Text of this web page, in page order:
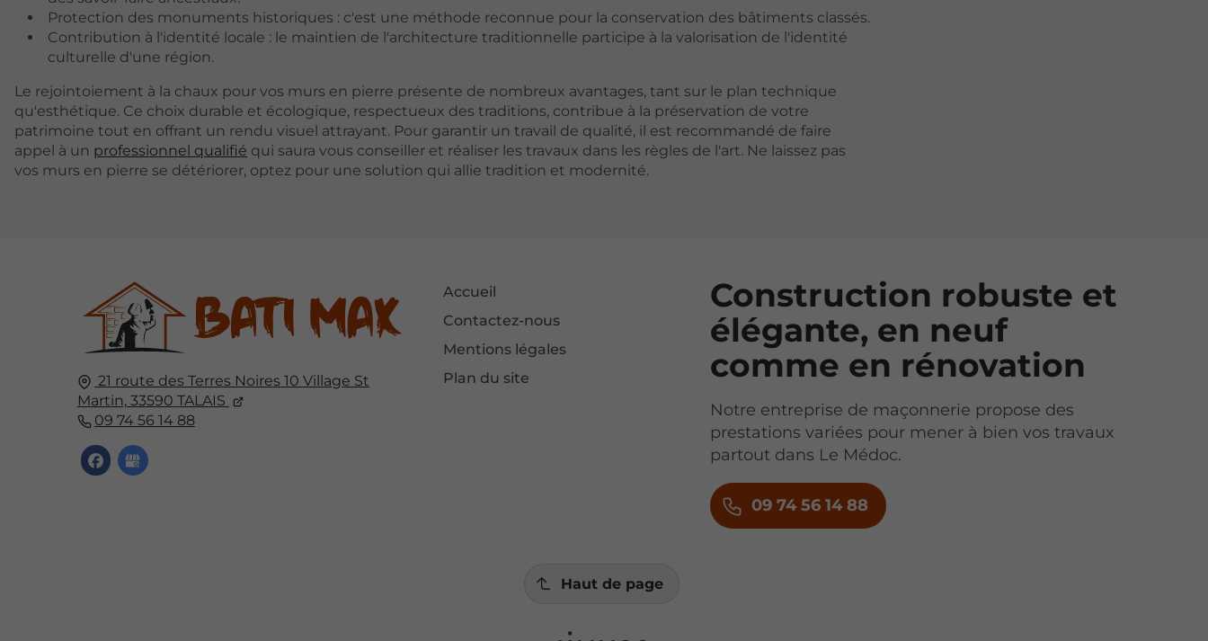
Protection des monuments historiques : c'est une méthode reconnue pour la conservation des bâtiments classés.
Contribution à l'identité locale : le maintien de l'architecture traditionnelle participe à la valorisation de l'identité
culturelle d'une région.
Le rejointoiement à la chaux pour vos murs en pierre présente de nombreux avantages, tant sur le plan technique
qu'esthétique. Ce choix durable et écologique, respectueux des traditions, contribue à la préservation de votre
patrimoine tout en offrant un rendu visuel attrayant. Pour garantir un travail de qualité, il est recommandé de faire
appel à un professionnel qualifié qui saura vous conseiller et réaliser les travaux dans les règles de l'art. Ne laissez pas
vos murs en pierre se détériorer, optez pour une solution qui allie tradition et modernité.
21 route des Terres Noires 10 Village St
Martin, 33590 TALAIS
09 74 56 14 88
Accueil
Contactez-nous
Mentions légales
Plan du site
Construction robuste et
élégante, en neuf
comme en rénovation
Notre entreprise de maçonnerie propose des
prestations variées pour mener à bien vos travaux
partout dans Le Médoc.
09 74 56 14 88
Haut de page